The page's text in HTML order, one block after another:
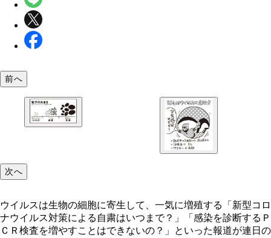
前へ
次へ
ウイルスは生物の細胞に寄生して、一気に増殖する「新型コロ
ナウイルス対策による自粛はいつまで？」「感染を診断するＰ
ＣＲ検査を増やすことはできないの？」といった報道が連日の